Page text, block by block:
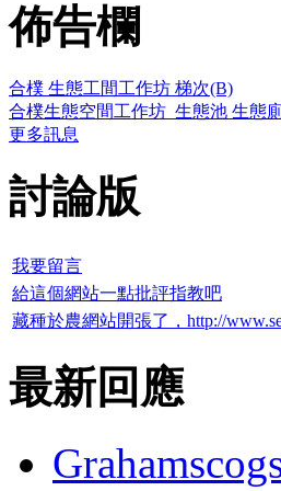
佈告欄
合樸 生態工間工作坊 梯次(B)
合樸生態空間工作坊_生態池 生態
更多訊息
討論版
我要留言
給這個網站一點批評指教吧
藏種於農網站開張了，http://
最新回應